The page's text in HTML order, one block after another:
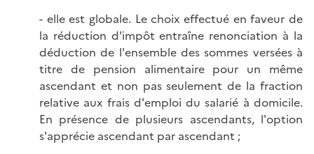
- elle est globale. Le choix effectué en faveur de
la réduction d'impôt entraîne renonciation à la
déduction de l'ensemble des sommes versées à
titre de pension alimentaire pour un même
ascendant et non pas seulement de la fraction
relative aux frais d'emploi du salarié à domicile.
En présence de plusieurs ascendants, l'option
s'apprécie ascendant par ascendant ;